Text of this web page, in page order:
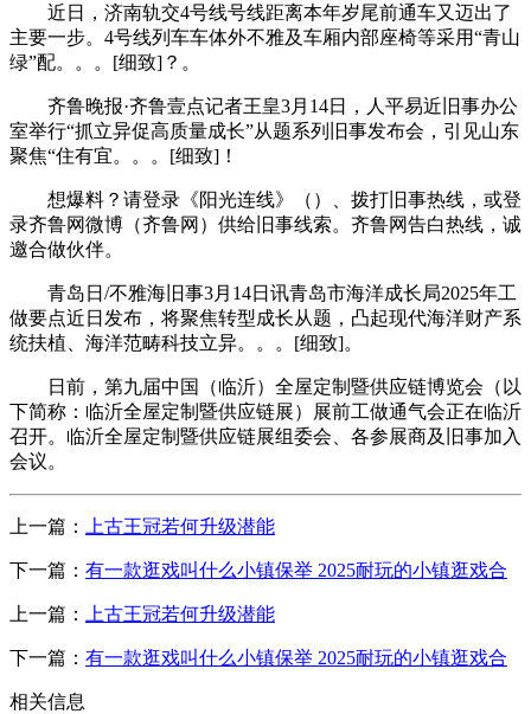
近日，济南轨交4号线号线距离本年岁尾前通车又迈出了
主要一步。4号线列车车体外不雅及车厢内部座椅等采用“青山
绿”配。。。[细致]？。
齐鲁晚报·齐鲁壹点记者王皇3月14日，人平易近旧事办公
室举行“抓立异促高质量成长”从题系列旧事发布会，引见山东
聚焦“住有宜。。。[细致]！
想爆料？请登录《阳光连线》（）、拨打旧事热线，或登
录齐鲁网微博（齐鲁网）供给旧事线索。齐鲁网告白热线，诚
邀合做伙伴。
青岛日/不雅海旧事3月14日讯青岛市海洋成长局2025年工
做要点近日发布，将聚焦转型成长从题，凸起现代海洋财产系
统扶植、海洋范畴科技立异。。。[细致]。
日前，第九届中国（临沂）全屋定制暨供应链博览会（以
下简称：临沂全屋定制暨供应链展）展前工做通气会正在临沂
召开。临沂全屋定制暨供应链展组委会、各参展商及旧事加入
会议。
上一篇： 上古王冠若何升级潜能
下一篇： 有一款逛戏叫什么小镇保举 2025耐玩的小镇逛戏合
上一篇： 上古王冠若何升级潜能
下一篇： 有一款逛戏叫什么小镇保举 2025耐玩的小镇逛戏合
相关信息